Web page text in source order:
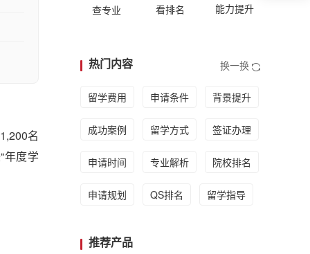
名
年度学
查专业 看排名 能力提升
热门内容 换一换
留学费用 申请条件 背景提升
成功案例 留学方式 签证办理
申请时间 专业解析 院校排名
申请规划 QS排名 留学指导
推荐产品